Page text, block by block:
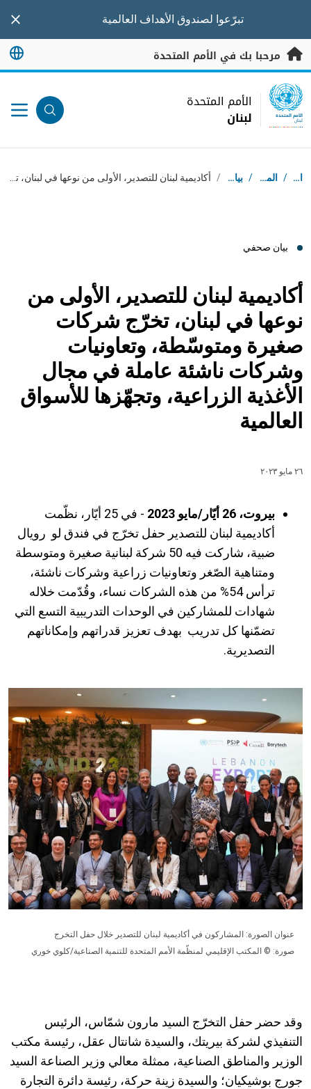
تبرّعوا لصندوق الأهداف العالمية
مرحبا بك في الأمم المتحدة
UN Logo
الأمم المتحدة
لبنان
الأمم المتحدة
لبنان
مسار التنقل
استقبال / المركز الإعلامي / بيانات صحفية / أكاديمية لبنان للتصدير، الأولى من نوعها في لبنان، تخرّج شركات صغيرة ومتوسّطة، وتعاونيات وشركات ناشئة عاملة في مجال الأغذية الزراعية، وتجهّزها للأسواق العالمية
بيان صحفي
أكاديمية لبنان للتصدير، الأولى من
نوعها في لبنان، تخرّج شركات
صغيرة ومتوسّطة، وتعاونيات
وشركات ناشئة عاملة في مجال
الأغذية الزراعية، وتجهّزها للأسواق
العالمية
٢٦ مايو ٢٠٢٣
بيروت، 26 أيّار/مايو 2023
- في 25 أيّار، نظّمت
أكاديمية لبنان للتصدير حفل تخرّج في فندق لو رويال
ضبية، شاركت فيه 50 شركة لبنانية صغيرة ومتوسطة
ومتناهية الصّغر وتعاونيات زراعية وشركات ناشئة،
ترأس 54% من هذه الشركات نساء، وقُدّمت خلاله
شهادات للمشاركين في الوحدات التدريبية التسع التي
تضمّنها كل تدريب بهدف تعزيز قدراتهم وإمكاناتهم
التصديرية.
عنوان الصورة: المشاركون في أكاديمية لبنان للتصدير خلال حفل التخرج
صورة: © المكتب الإقليمي لمنظّمة الأمم المتحدة للتنمية الصناعية/كلوي خوري
وقد حضر حفل التخرّج السيد مارون شمّاس، الرئيس
التنفيذي لشركة بيريتك، والسيدة شانتال عقل، رئيسة مكتب
الوزير والمناطق الصناعية، ممثلة معالي وزير الصناعة السيد
جورج بوشيكيان؛ والسيدة زينة حركة، رئيسة دائرة التجارة